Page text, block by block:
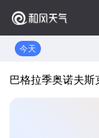
今天
巴格拉季奥诺夫斯